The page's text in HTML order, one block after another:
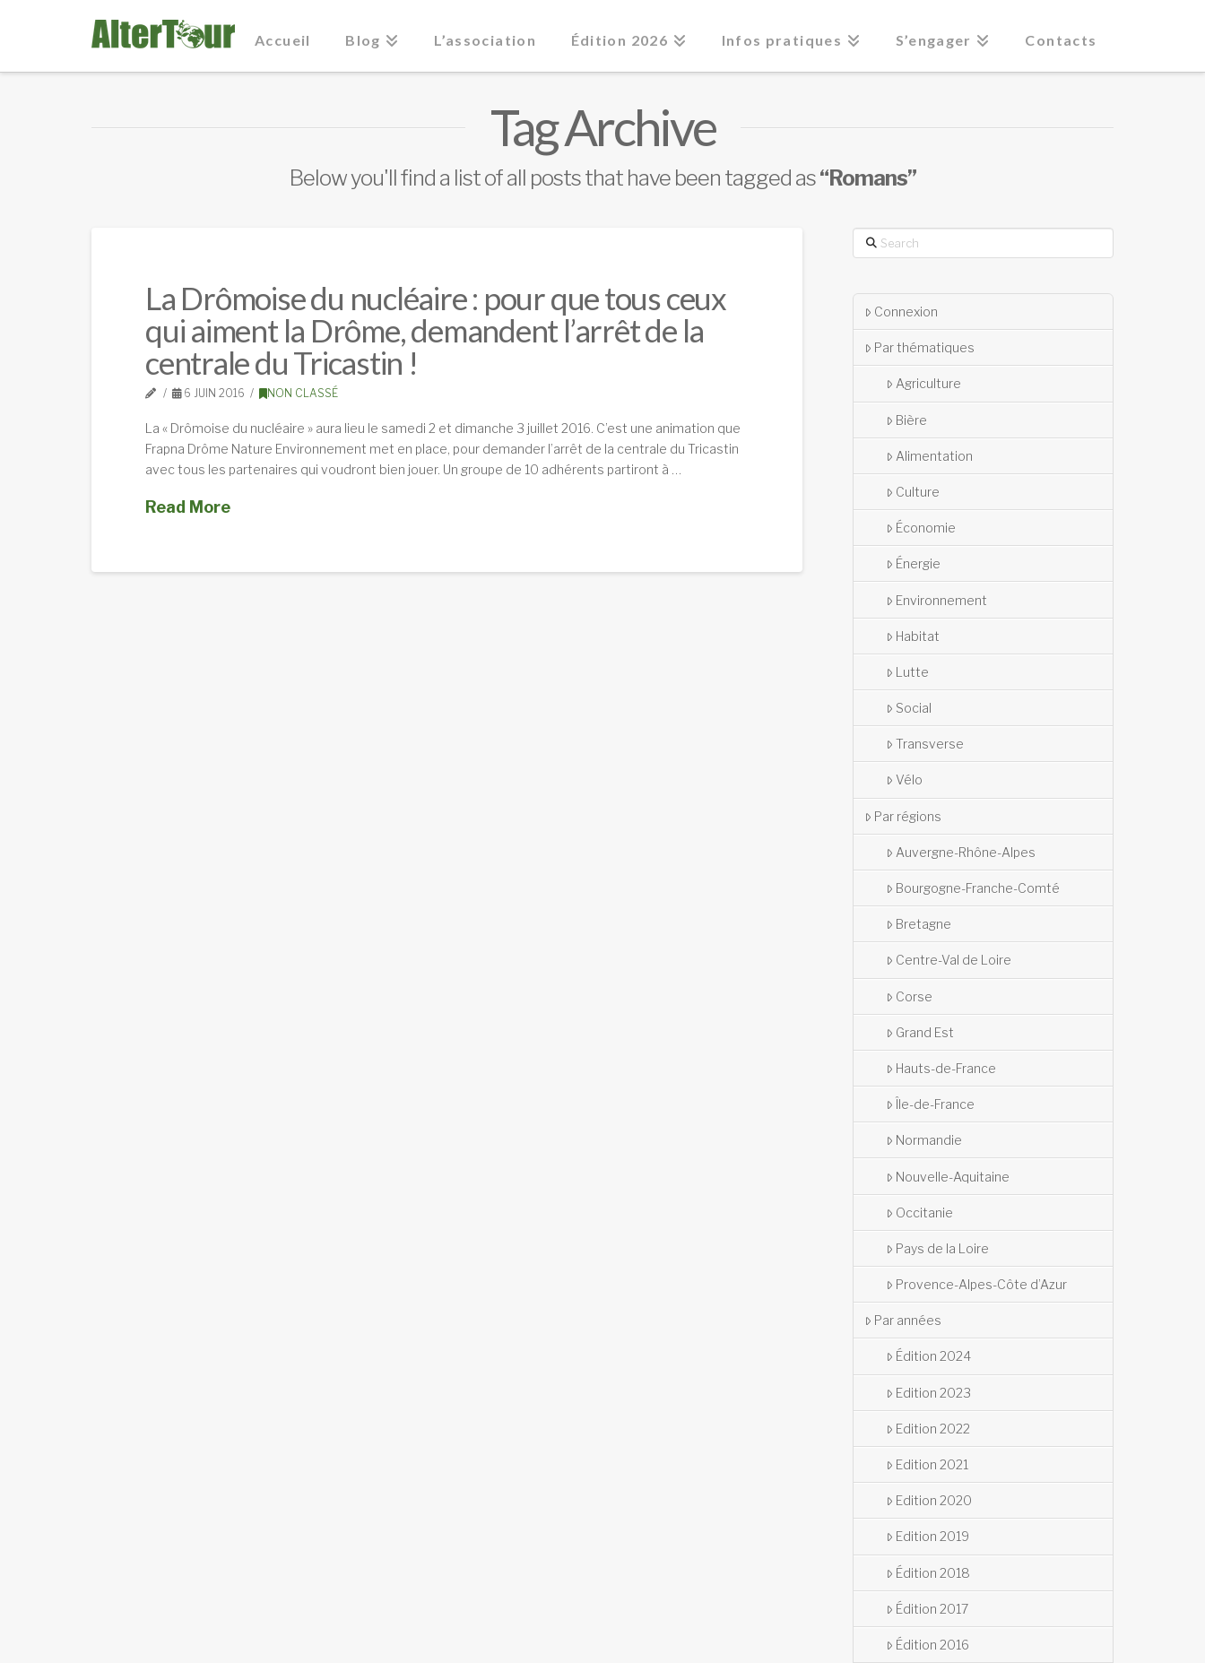
Accueil Blog L’association Édition 2026 Infos pratiques S’engager Contacts
Tag Archive
Below you'll find a list of all posts that have been tagged as“Romans”
La Drômoise du nucléaire : pour que tous ceux
qui aiment la Drôme, demandent l’arrêt de la
centrale du Tricastin !
6 JUIN 2016 NON CLASSÉ
La « Drômoise du nucléaire » aura lieu le samedi 2 et dimanche 3 juillet 2016. C’est une animation que
Frapna Drôme Nature Environnement met en place, pour demander l’arrêt de la centrale du Tricastin
avec tous les partenaires qui voudront bien jouer. Un groupe de 10 adhérents partiront à …
Read More
Search
Connexion
Par thématiques
Agriculture
Bière
Alimentation
Culture
Économie
Énergie
Environnement
Habitat
Lutte
Social
Transverse
Vélo
Par régions
Auvergne-Rhône-Alpes
Bourgogne-Franche-Comté
Bretagne
Centre-Val de Loire
Corse
Grand Est
Hauts-de-France
Île-de-France
Normandie
Nouvelle-Aquitaine
Occitanie
Pays de la Loire
Provence-Alpes-Côte d’Azur
Par années
Édition 2024
Edition 2023
Edition 2022
Edition 2021
Edition 2020
Edition 2019
Édition 2018
Édition 2017
Édition 2016